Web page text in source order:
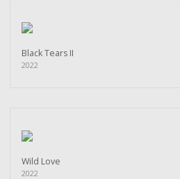
Black Tears II
2022
Wild Love
2022